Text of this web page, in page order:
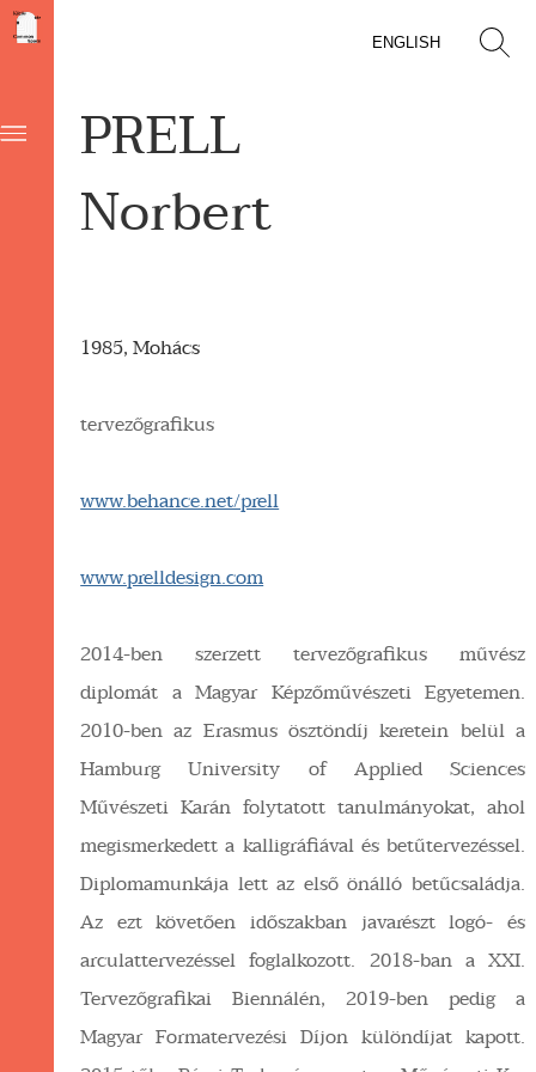
ENGLISH
PRELL
Norbert
1985, Mohács
tervezőgrafikus
www.behance.net/prell
www.prelldesign.com
2014-ben szerzett tervezőgrafikus művész
diplomát a Magyar Képzőművészeti Egyetemen.
2010-ben az Erasmus ösztöndíj keretein belül a
Hamburg University of Applied Sciences
Művészeti Karán folytatott tanulmányokat, ahol
megismerkedett a kalligráfiával és betűtervezéssel.
Diplomamunkája lett az első önálló betűcsaládja.
Az ezt követően időszakban javarészt logó- és
arculattervezéssel foglalkozott. 2018-ban a XXI.
Tervezőgrafikai Biennálén, 2019-ben pedig a
Magyar Formatervezési Díjon különdíjat kapott.